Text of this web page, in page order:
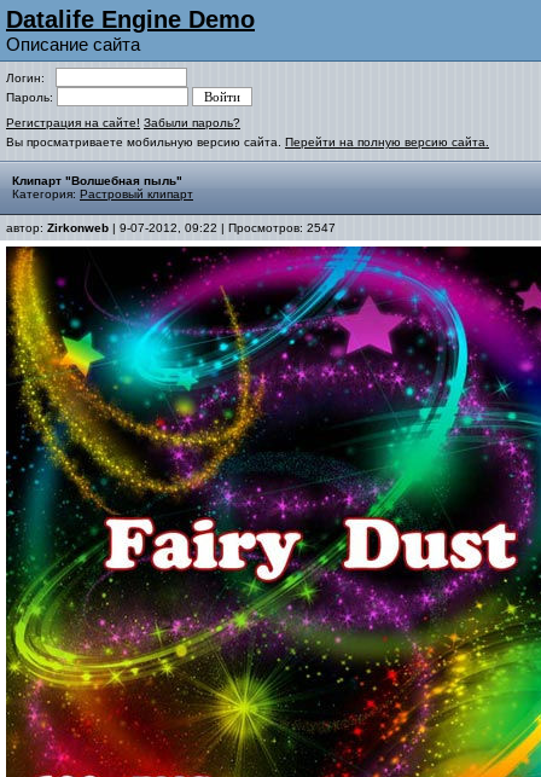
Datalife Engine Demo
Описание сайта
Логин:
Пароль:
Регистрация на сайте! Забыли пароль?
Вы просматриваете мобильную версию сайта. Перейти на полную версию сайта.
Клипарт "Волшебная пыль"
Категория: Растровый клипарт
автор: Zirkonweb | 9-07-2012, 09:22 | Просмотров: 2547